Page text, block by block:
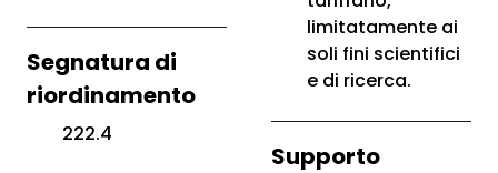
Segnatura di
riordinamento
222.4
limitatamente ai
soli fini scientifici
e di ricerca.
Supporto